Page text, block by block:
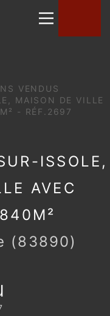
VENDUS
MAISON DE
- RÉF.2697
SUR-
DE VILLE
1840M²
(83890)